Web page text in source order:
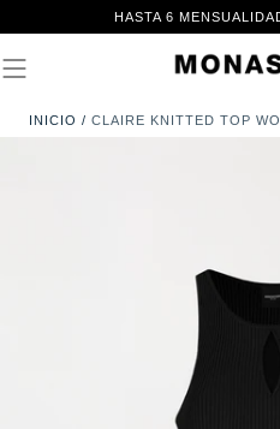
CONTENIDO
HASTA 6
INICIO / CLAIRE KNITTED TOP